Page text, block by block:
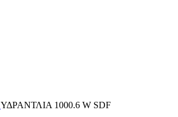
ΥΔΡΑΝΤΛΙΑ 1000.6 W SDF